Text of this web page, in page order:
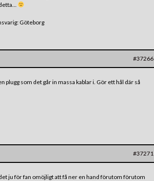
Göteborg
#37266
som det går in massa kablar i. Gör ett hål där så
#37271
ju för fan omöjligt att få ner en hand förutom förutom